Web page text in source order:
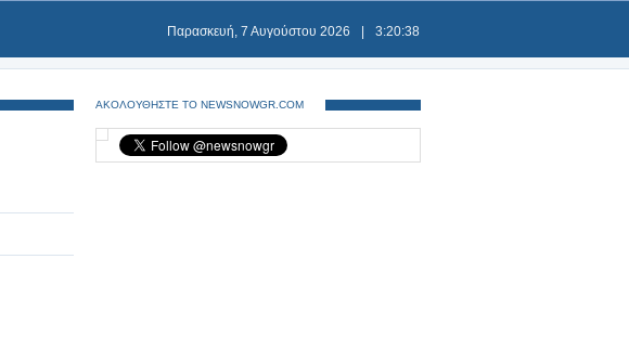
Παρασκευή, 7 Αυγούστου 2026 3:20:38
ΑΚΟΛΟΥΘΗΣΤΕ ΤΟ NEWSNOWGR.COM